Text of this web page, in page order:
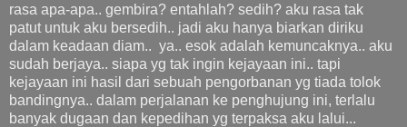
rasa apa-apa.. gembira? entahlah? sedih? aku rasa tak
patut untuk aku bersedih.. jadi aku hanya biarkan diriku
dalam keadaan diam.. ya.. esok adalah kemuncaknya.. aku
sudah berjaya.. siapa yg tak ingin kejayaan ini.. tapi
kejayaan ini hasil dari sebuah pengorbanan yg tiada tolok
bandingnya.. dalam perjalanan ke penghujung ini, terlalu
banyak dugaan dan kepedihan yg terpaksa aku lalui...